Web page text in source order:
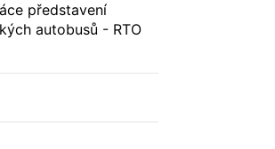
představení
autobusů - RTO